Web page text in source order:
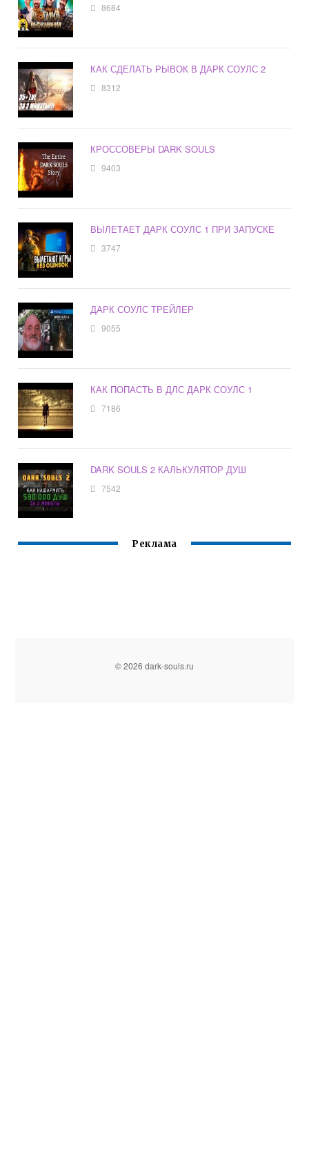
8684
КАК СДЕЛАТЬ РЫВОК В ДАРК СОУЛС 2
8312
КРОССОВЕРЫ DARK SOULS
9403
ВЫЛЕТАЕТ ДАРК СОУЛС 1 ПРИ ЗАПУСКЕ
3747
ДАРК СОУЛС ТРЕЙЛЕР
9055
КАК ПОПАСТЬ В ДЛС ДАРК СОУЛС 1
7186
DARK SOULS 2 КАЛЬКУЛЯТОР ДУШ
7542
Реклама
© 2026 dark-souls.ru